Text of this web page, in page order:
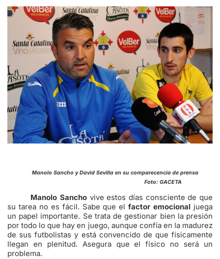
Manolo Sancho y David Sevilla en su comparecencia de prensa
Foto: GACETA
Manolo Sanchovive estos días consciente de que
su tarea no es fácil. Sabe que el factor emocional juega
un papel importante. Se trata de gestionar bien la presión
por todo lo que hay en juego, aunque confía en la madurez
de sus futbolistas y está convencido de que físicamente
llegan en plenitud. Asegura que el físico no será un
problema.